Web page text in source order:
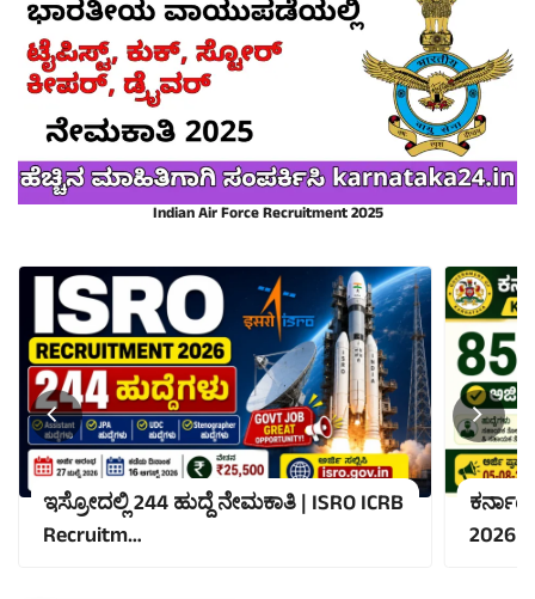
Indian Air Force Recruitment 2025
ಇಸ್ರೋದಲ್ಲಿ 244 ಹುದ್ದೆ ನೇಮಕಾತಿ | ISRO ICRB
Recruitm…
2026 |